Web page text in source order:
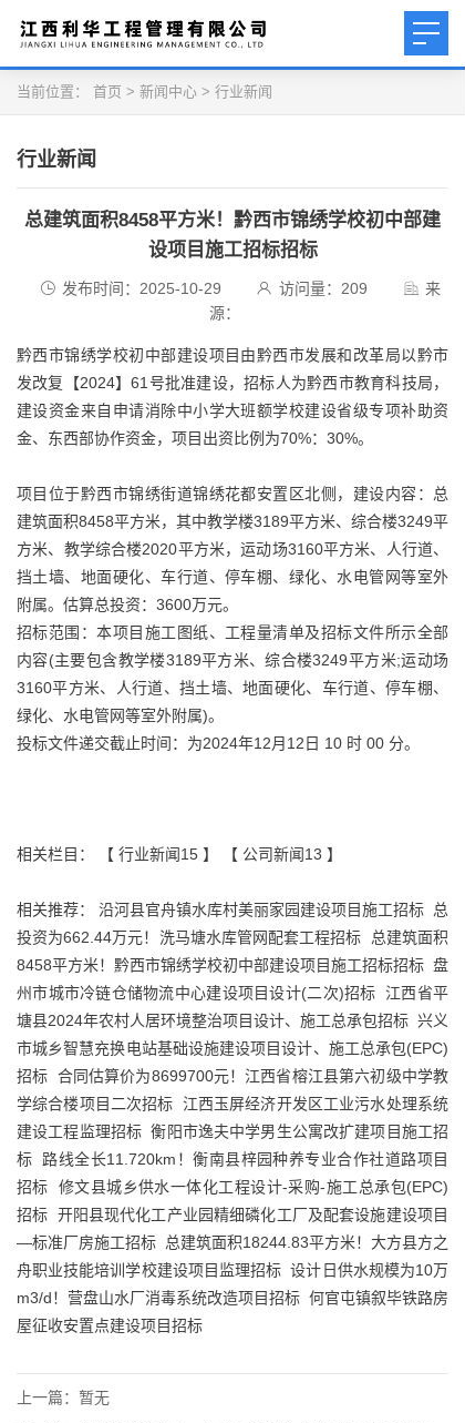
当前位置： 首页 > 新闻中心 > 行业新闻
行业新闻
总建筑面积8458平方米！黔西市锦绣学校初中部建
设项目施工招标招标
发布时间：2025-10-29 访问量： 209
来
源：
黔西市锦绣学校初中部建设项目由黔西市发展和改革局以黔市
发改复【2024】61号批准建设，招标人为黔西市教育科技局，
建设资金来自申请消除中小学大班额学校建设省级专项补助资
金、东西部协作资金，项目出资比例为70%：30%。
项目位于黔西市锦绣街道锦绣花都安置区北侧，建设内容：总
建筑面积8458平方米，其中教学楼3189平方米、综合楼3249平
方米、教学综合楼2020平方米，运动场3160平方米、人行道、
挡土墙、地面硬化、车行道、停车棚、绿化、水电管网等室外
附属。估算总投资：3600万元。
招标范围：本项目施工图纸、工程量清单及招标文件所示全部
内容(主要包含教学楼3189平方米、综合楼3249平方米;运动场
3160平方米、人行道、挡土墙、地面硬化、车行道、停车棚、
绿化、水电管网等室外附属)。
投标文件递交截止时间：为2024年12月12日 10 时 00 分。
相关栏目： 【 行业新闻15 】 【 公司新闻13 】
相关推荐： 沿河县官舟镇水库村美丽家园建设项目施工招标 总
投资为662.44万元！洗马塘水库管网配套工程招标
总建筑面积
8458平方米！黔西市锦绣学校初中部建设项目施工招标招标 盘
州市城市冷链仓储物流中心建设项目设计(二次)招标 江西省平
塘县2024年农村人居环境整治项目设计、施工总承包招标 兴义
市城乡智慧充换电站基础设施建设项目设计、施工总承包(EPC)
招标 合同估算价为8699700元！江西省榕江县第六初级中学教
学综合楼项目二次招标 江西玉屏经济开发区工业污水处理系统
建设工程监理招标 衡阳市逸夫中学男生公寓改扩建项目施工招
标
路线全长11.720km！衡南县梓园种养专业合作社道路项目
招标
修文县城乡供水一体化工程设计-采购-施工总承包(EPC)
招标 开阳县现代化工产业园精细磷化工厂及配套设施建设项目
—标准厂房施工招标 总建筑面积18244.83平方米！大方县方之
舟职业技能培训学校建设项目监理招标 设计日供水规模为10万
m3/d！营盘山水厂消毒系统改造项目招标 何官屯镇叙毕铁路房
屋征收安置点建设项目招标
上一篇： 暂无